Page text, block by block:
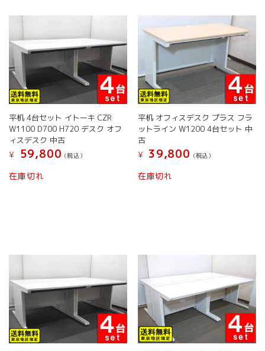
平机 4台セット イトーキ CZR
W1100 D700 H720 デスク オフ
ィスデスク 中古
¥
59,800 (税込）
在庫切れ
平机 オフィスデスク プラス フラ
ットライン W1200 4台セット 中
古
¥
39,800 (税込）
在庫切れ